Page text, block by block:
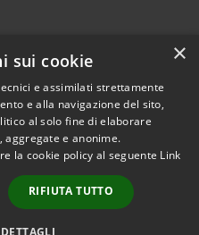
Copyright © 2023 •
Trapani provincia nord•
Powered
byMunicipium•Redazione
×
sui cookie
e assimilati strettamente
e alla navigazione del sito,
al solo fine di elaborare
aggregate e anonime.
la cookie policy al seguente Link
RIFIUTA TUTTO